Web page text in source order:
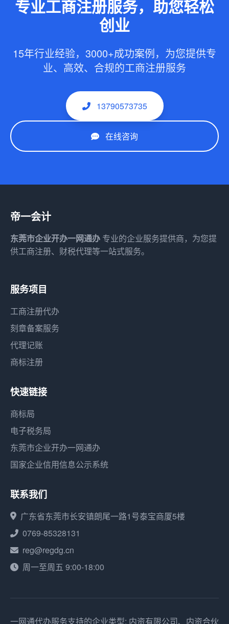
专业工商注册服务，助您轻松
创业
15年行业经验，3000+成功案例，为您提供专
业、高效、合规的工商注册服务
13790573735
在线咨询
帝一会计
东莞市企业开办一网通办 专业的企业服务提供商，为您提
供工商注册、财税代理等一站式服务。
服务项目
工商注册代办
刻章备案服务
代理记账
商标注册
快速链接
商标局
电子税务局
东莞市企业开办一网通办
国家企业信用信息公示系统
联系我们
广东省东莞市长安镇朗尾一路1号泰宝商厦5楼
0769-85328131
reg@regdg.cn
周一至周五 9:00-18:00
一网通代办服务支持的企业类型: 内资有限公司、内资合伙